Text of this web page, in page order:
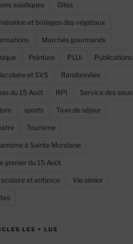
asiatiques Gîtes
et brûlages des végétaux
Marchés gourmands
Peinture PLUi Publications
et SVS Randonnées
du 15 Août RPI Service des eaux
sports Taxe de séjour
Tourisme
à Sainte Mondane
grenier du 15 Août
scolaire et enfance Vie sénior
LES + LUS